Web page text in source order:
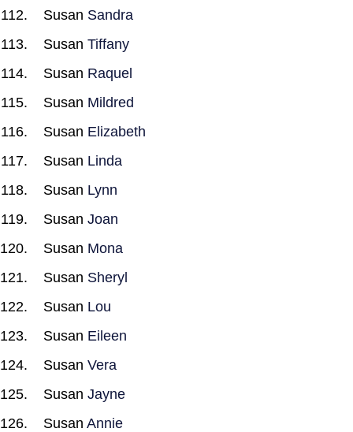
Susan Sandra
Susan Tiffany
Susan Raquel
Susan Mildred
Susan Elizabeth
Susan Linda
Susan Lynn
Susan Joan
Susan Mona
Susan Sheryl
Susan Lou
Susan Eileen
Susan Vera
Susan Jayne
Susan Annie